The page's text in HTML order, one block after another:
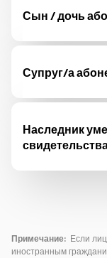
Сын / дочь
Супруг/а
Наследник
Примечание: Если
иностранным